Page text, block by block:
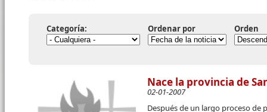
Categoría: Ordenar por Orden
Nace la provincia de
02-01-2007
Después de un largo proceso de